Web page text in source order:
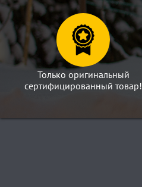
Только оригинальный
сертифицированный товар!